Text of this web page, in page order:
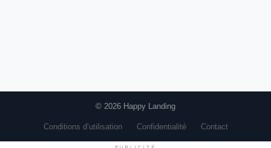
© 2026 Happy Landing
Conditions d’utilisation Confidentialité Contact